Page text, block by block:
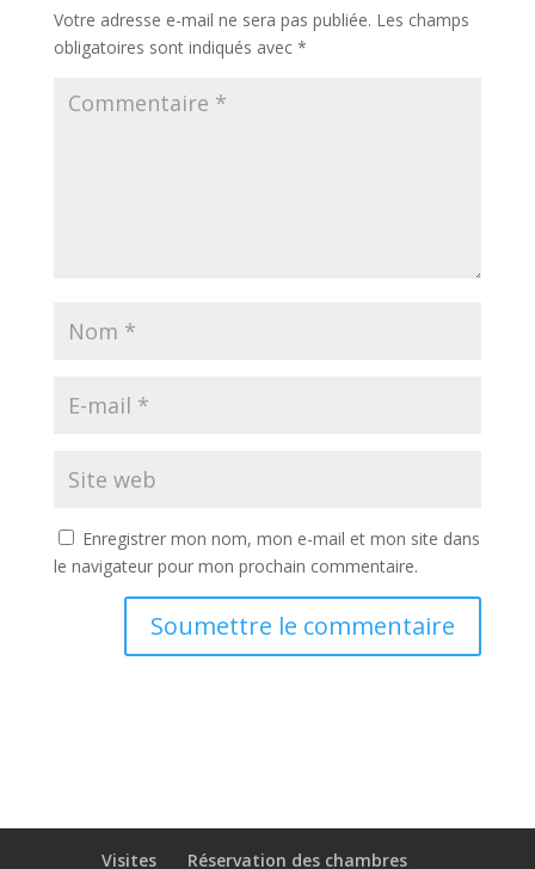
Votre adresse e-mail ne sera pas publiée. Les champs
obligatoires sont indiqués avec *
Enregistrer mon nom, mon e-mail et mon site dans
le navigateur pour mon prochain commentaire.
Soumettre le commentaire
Visites Réservation des chambres